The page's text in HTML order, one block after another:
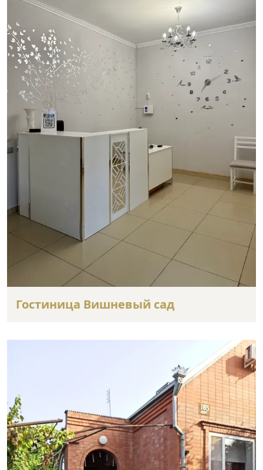
Гостиница Вишневый сад